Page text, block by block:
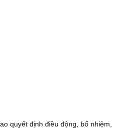
quyết định điều động, bổ nhiệm,